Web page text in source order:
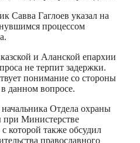
Савва Гаглоев указал на
процессом
и Аланской епархии
не терпит задержки.
понимание со стороны
данном вопросе.
Отдела охраны
при Министерстве
которой также обсудил
православного